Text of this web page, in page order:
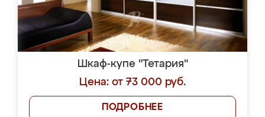
Шкаф-купе "Тетария"
Цена: от 73 000 руб.
ПОДРОБНЕЕ